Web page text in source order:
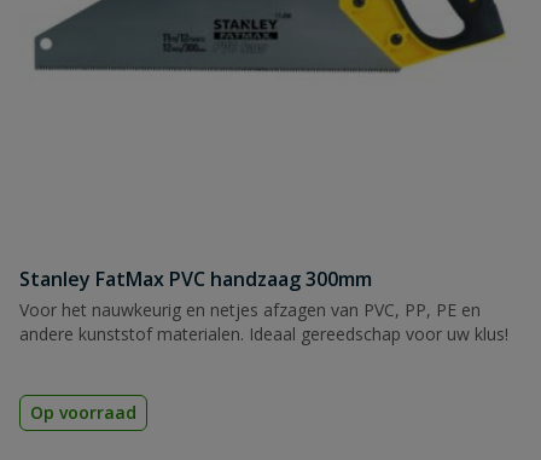
Stanley FatMax PVC handzaag 300mm
Voor het nauwkeurig en netjes afzagen van PVC, PP, PE en
andere kunststof materialen. Ideaal gereedschap voor uw klus!
Op voorraad